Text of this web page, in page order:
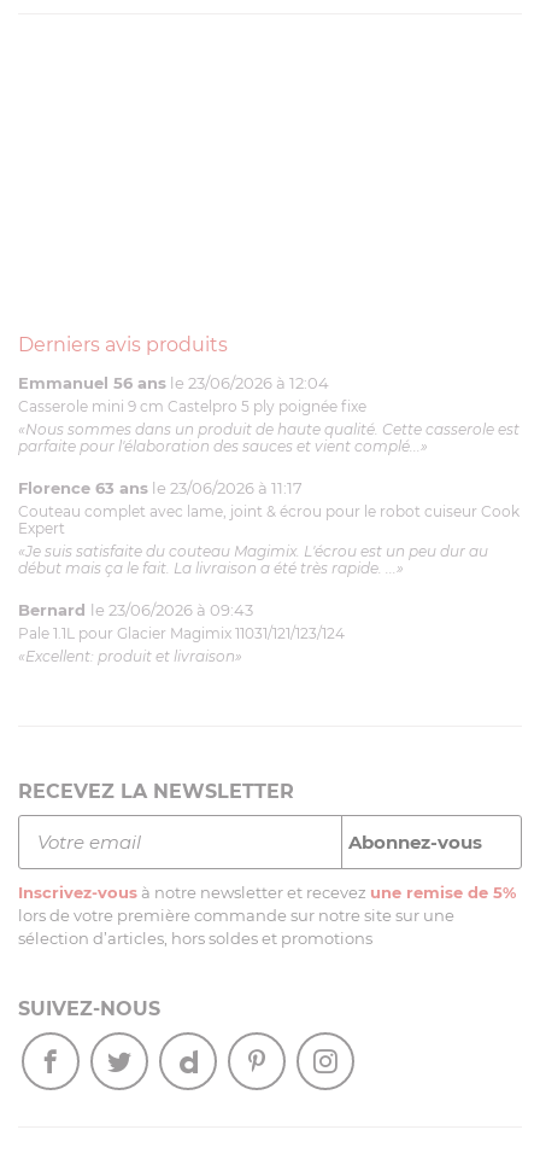
Derniers avis produits
Emmanuel 56 ans le 23/06/2026 à 12:04
Casserole mini 9 cm Castelpro 5 ply poignée fixe
«Nous sommes dans un produit de haute qualité. Cette casserole est
parfaite pour l'élaboration des sauces et vient complé...»
Florence 63 ans le 23/06/2026 à 11:17
Couteau complet avec lame, joint & écrou pour le robot cuiseur Cook
Expert
«Je suis satisfaite du couteau Magimix. L'écrou est un peu dur au
début mais ça le fait. La livraison a été très rapide. ...»
Bernard le 23/06/2026 à 09:43
Pale 1.1L pour Glacier Magimix 11031/121/123/124
«Excellent: produit et livraison»
RECEVEZ LA NEWSLETTER
Inscrivez-vous à notre newsletter et recevez une remise de 5%
lors de votre première commande sur notre site sur une
sélection d’articles, hors soldes et promotions
SUIVEZ-NOUS